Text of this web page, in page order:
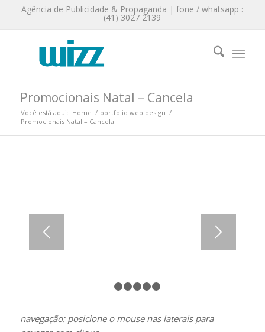
Agência de Publicidade & Propaganda | fone / whatsapp :
(41) 3027 2139
Promocionais Natal – Cancela
Você está aqui: Home / portfolio web design /
Promocionais Natal – Cancela
navegação: posicione o mouse nas laterais para